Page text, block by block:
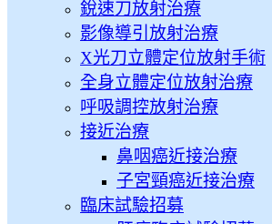
銳速刀放射治療
影像導引放射治療
X光刀立體定位放射手術
全身立體定位放射治療
呼吸調控放射治療
接近治療
鼻咽癌近接治療
子宮頸癌近接治療
臨床試驗招募